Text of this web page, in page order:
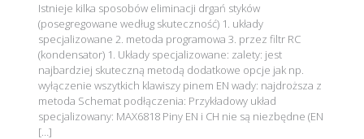
Istnieje kilka sposobów eliminacji drgań styków
(posegregowane według skuteczność) 1. układy
specjalizowane 2. metoda programowa 3. przez filtr RC
(kondensator) 1. Układy specjalizowane: zalety: jest
najbardziej skuteczną metodą dodatkowe opcje jak np.
wyłączenie wszytkich klawiszy pinem EN wady: najdroższa z
metoda Schemat podłączenia: Przykładowy układ
specjalizowany: MAX6818 Piny EN i CH nie są niezbędne (EN
[…]